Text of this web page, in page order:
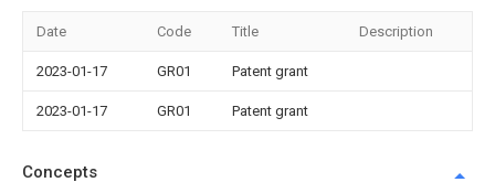
Date Code Title Description
2023-01-17 GR01 Patent grant
2023-01-17 GR01 Patent grant
Concepts